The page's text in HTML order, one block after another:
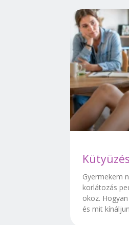
Gyermekem
korlátozás
okoz.
és mit